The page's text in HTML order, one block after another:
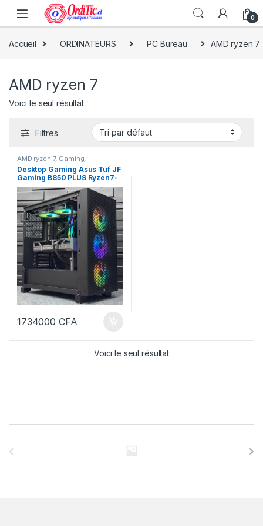
0
Accueil ORDINATEURS PC Bureau AMD ryzen 7
AMD ryzen 7
Voici le seul résultat
Filtres
AMD ryzen 7, Gaming,
ORDINATEURS , PC Bureau
Desktop Gaming Asus Tuf JF
Gaming B850 PLUS Ryzen7-
9800X3D 32Go Ram DDR5,
2Tera SSD NVMe AMD
Nvidia GeForce RTX
5080__16Go Dédiés
1734000 CFA
Voici le seul résultat